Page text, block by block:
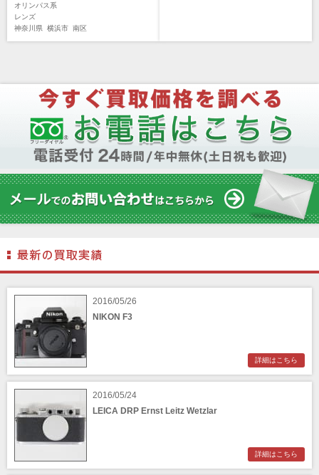
オリンパス系
レンズ
神奈川県 横浜市 南区
2016/05/26
NIKON F3
詳細はこちら
2016/05/24
LEICA DRP Ernst Leitz Wetzlar
詳細はこちら